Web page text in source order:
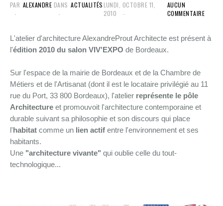
PAR ALEXANDRE DANS ACTUALITÉS LUNDI, OCTOBRE 11,
2010
AUCUN
COMMENTAIRE
L'atelier d'architecture AlexandreProut Architecte est présent à
l'édition 2010 du salon VIV'EXPO de Bordeaux.
Sur l'espace de la mairie de Bordeaux et de la Chambre de
Métiers et de l'Artisanat (dont il est le locataire privilégié au 11
rue du Port, 33 800 Bordeaux), l'atelier représente le pôle
Architecture et promouvoit l'architecture contemporaine et
durable suivant sa philosophie et son discours qui place
l'habitat comme un lien actif entre l'environnement et ses
habitants.
Une "architecture vivante" qui oublie celle du tout-
technologique...